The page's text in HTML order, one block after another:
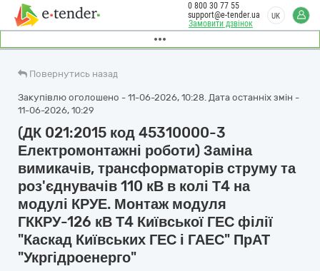
Замовити дзвінок
0 800 30 77 55
support@e-tender.ua
UK
Повернутись назад
Закупівлю оголошено - 11-06-2026, 10:28. Дата останніх змін -
11-06-2026, 10:29
(ДК 021:2015 код 45310000-3
Електромонтажні роботи) Заміна
вимикачів, трансформаторів струму та
роз'єднувачів 110 кВ в колі Т4 на
модулі КРУЕ. Монтаж модуля
ГККРУ-126 кВ Т4 Київської ГЕС філії
"Каскад Київських ГЕС і ГАЕС" ПрАТ
"Укргідроенерго"